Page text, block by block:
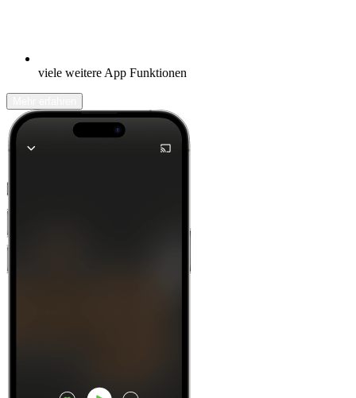
viele weitere App Funktionen